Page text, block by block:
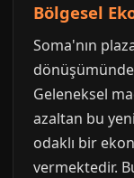
Bölgesel
Soma'nın
Geleneksel
azaltan bu
odaklı bir
vermektedir.